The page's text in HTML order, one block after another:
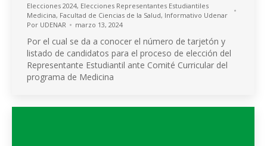
Elecciones 2024, Elecciones Representantes Estudiantiles
Medicina, Facultad de Ciencias de la Salud, Informativo Udenar
Por UDENAR marzo 13, 2024
Por el cual se da a conocer el número de tarjetón y
listado de candidatos para el proceso de elección del
Representante Estudiantil ante Comité Curricular del
programa de Medicina